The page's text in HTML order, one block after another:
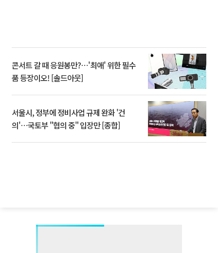
콘서트 갈 때 응원봉만?⋯'최애' 위한 필수
품 등장이오! [솔드아웃]
서울시, 정부에 정비사업 규제 완화 '건
의'⋯국토부 "협의 중" 입장만 [종합]